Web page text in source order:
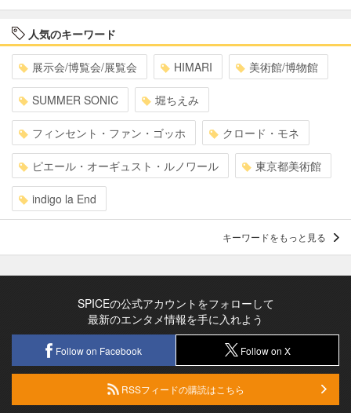
人気のキーワード
展示会/博覧会/展覧会 HIMARI 美術館/博物館
SUMMER SONIC 堀ちえみ
フィンセント・ファン・ゴッホ クロード・モネ
ピエール・オーギュスト・ルノワール 東京都美術館
indigo la End
キーワードをもっと見る
SPICEの公式アカウントをフォローして
最新のエンタメ情報を手に入れよう
Follow on Facebook Follow on X
RSSフィードの購読はこちら